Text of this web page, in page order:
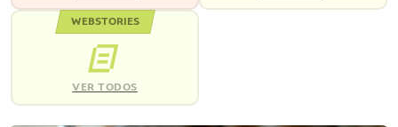
WEBSTORIES
VER TODOS